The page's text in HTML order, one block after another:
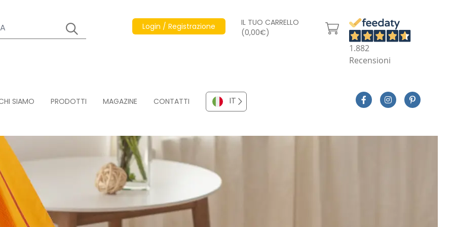
Login / Registrazione
IL TUO CARRELLO
(0,00€)
1.882
Recensioni
SIAMO PRODOTTI MAGAZINE CONTATTI IT